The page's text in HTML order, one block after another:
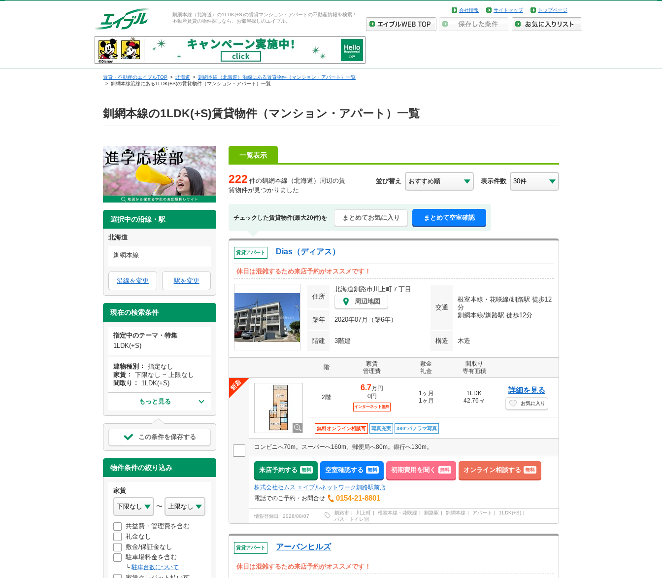
釧網本線（北海道）の1LDK(+S)の賃貸マンション・アパートの不動産情報を検索！
不動産賃貸の物件探しなら、お部屋探しのエイブル。
会社情報 サイトマップ トップページ
賃貸・不動産のエイブルTOP 北海道
釧網本線（北海道）沿線にある賃貸物件（マンション・アパート）一覧
釧網本線沿線にある1LDK(+S)の賃貸物件（マンション・アパート）一覧
釧網本線の1LDK(+S)賃貸物件（マンション・アパート）一覧
選択中の沿線・駅
北海道
釧網本線
沿線を変更 駅を変更
現在の検索条件
指定中のテーマ・特集
1LDK(+S)
建物種別
指定なし
家賃
下限なし ~ 上限なし
間取り
1LDK(+S)
もっと見る
この条件を保存する
物件条件の絞り込み
家賃
〜
共益費・管理費を含む
礼金なし
敷金/保証金なし
駐車場料金を含む
駐車台数について
一覧表示
222 件の釧網本線（北海道）周辺の賃
貸物件が見つかりました
並び替え 表示件数
チェックした賃貸物件(最大20件)を まとめてお気に入り まとめて空室確認
賃貸アパート Dias（ディアス）
休日は混雑するため来店予約がオススメです！
住所
北海道釧路市川上町７丁目
周辺地図
交通
根室本線・花咲線/釧路駅 徒歩12
分
釧網本線/釧路駅 徒歩12分
築年 2020年07月（築6年）
階建 3階建 構造 木造
階
家賃
管理費
敷金
礼金
間取り
専有面積
2階
6.7万円
0円
インターネット無料
1ヶ月
1ヶ月
1LDK
42.76㎡
詳細を見る
お気に入り
無料オンライン相談可 写真充実 360°パノラマ写真
コンビニへ70m。スーパーへ160m。郵便局へ80m。銀行へ130m。
来店予約する 無料 空室確認する 無料 初期費用を聞く 無料 オンライン相談する 無料
株式会社セムス エイブルネットワーク釧路駅前店
電話でのご予約・お問合せ
0154-21-8801
情報登録日 2026/08/07
釧路市 川上町 根室本線・花咲線 釧路駅 釧網本線 アパート
1LDK(+S)
バス・トイレ別
賃貸アパート アーバンヒルズ
休日は混雑するため来店予約がオススメです！